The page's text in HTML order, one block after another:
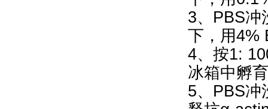
3、PBS冲
下，用4%
4、按1:
冰箱中孵
5、PBS冲